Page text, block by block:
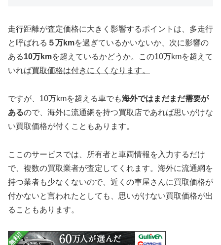
走行距離が査定価格に大きく影響するポイントは、多走行
と呼ばれる ５万kmを過ぎているかいないか、次に影響の
ある10万kmを超えているかどうか。この10万kmを超えて
いれば買取価格は付きにくくなります。
ですが、10万kmを超える車でも海外ではまだまだ需要が
あるので、海外に流通網を持つ買取店であれば思いがけな
い買取価格が付くこともあります。
ここのサービスでは、所有者と車両情報を入力するだけ
で、複数の買取業者が査定してくれます。海外に流通網を
持つ業者も少なくないので、近くの車屋さんに買取価格が
付かないと言われたとしても、思いがけない買取価格が出
ることもあります。